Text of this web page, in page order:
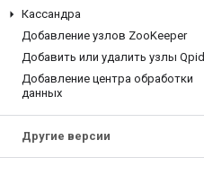
Кассандра
Добавление узлов ZooKeeper
Добавить или удалить узлы Qpid
Добавление центра обработки
данных
Другие версии